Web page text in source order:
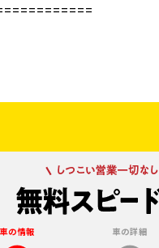
車の情報 車の詳細